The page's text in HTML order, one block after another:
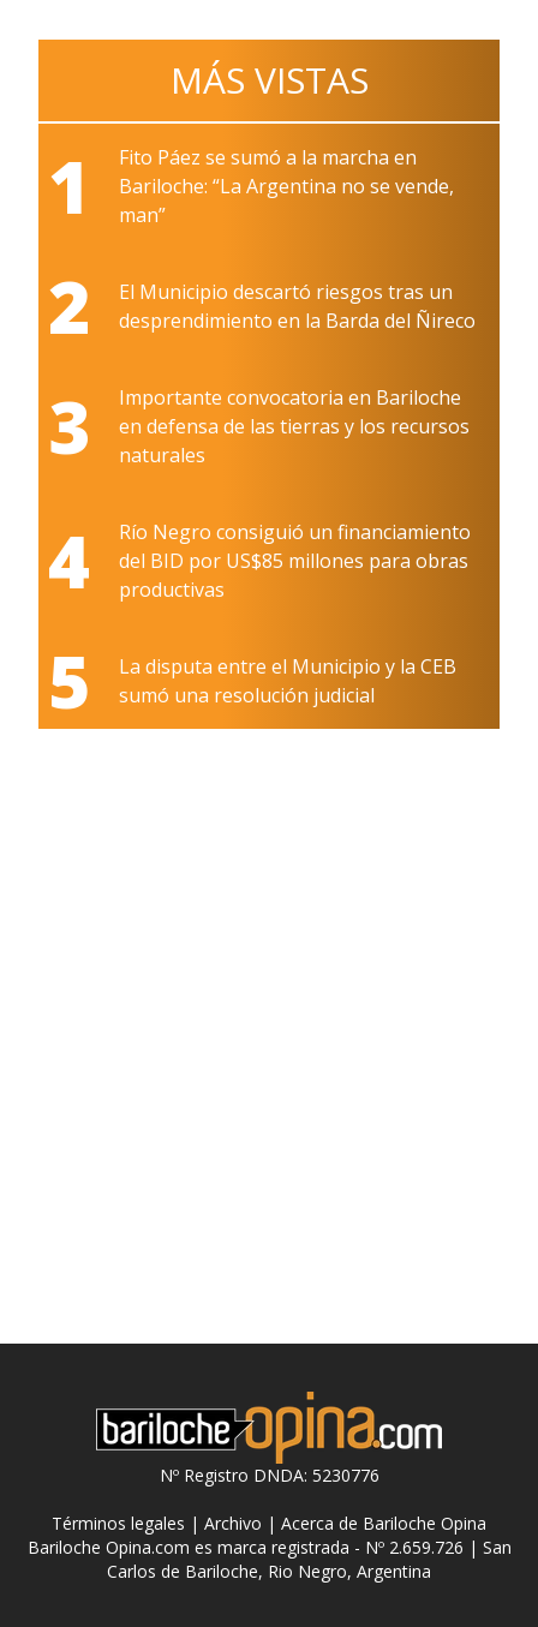
MÁS VISTAS
1
Fito Páez se sumó a la marcha en
Bariloche: “La Argentina no se vende,
man”
2
El Municipio descartó riesgos tras un
desprendimiento en la Barda del Ñireco
3
Importante convocatoria en Bariloche
en defensa de las tierras y los recursos
naturales
4
Río Negro consiguió un financiamiento
del BID por US$85 millones para obras
productivas
5
La disputa entre el Municipio y la CEB
sumó una resolución judicial
Nº Registro DNDA: 5230776
Términos legales | Archivo | Acerca de Bariloche Opina
Bariloche Opina.com es marca registrada - Nº 2.659.726 | San
Carlos de Bariloche, Rio Negro, Argentina